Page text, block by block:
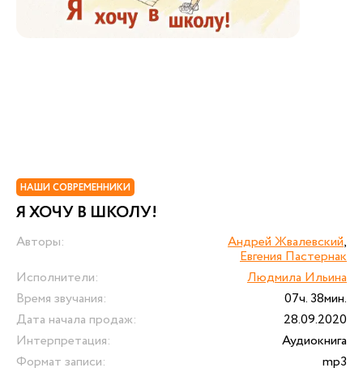
НАШИ СОВРЕМЕННИКИ
Я ХОЧУ В ШКОЛУ!
Авторы: Андрей Жвалевский,
Евгения Пастернак
Исполнители:
Людмила Ильина
Время звучания:
07ч. 38мин.
Дата начала продаж:
28.09.2020
Интерпретация:
Аудиокнига
Формат записи:
mp3